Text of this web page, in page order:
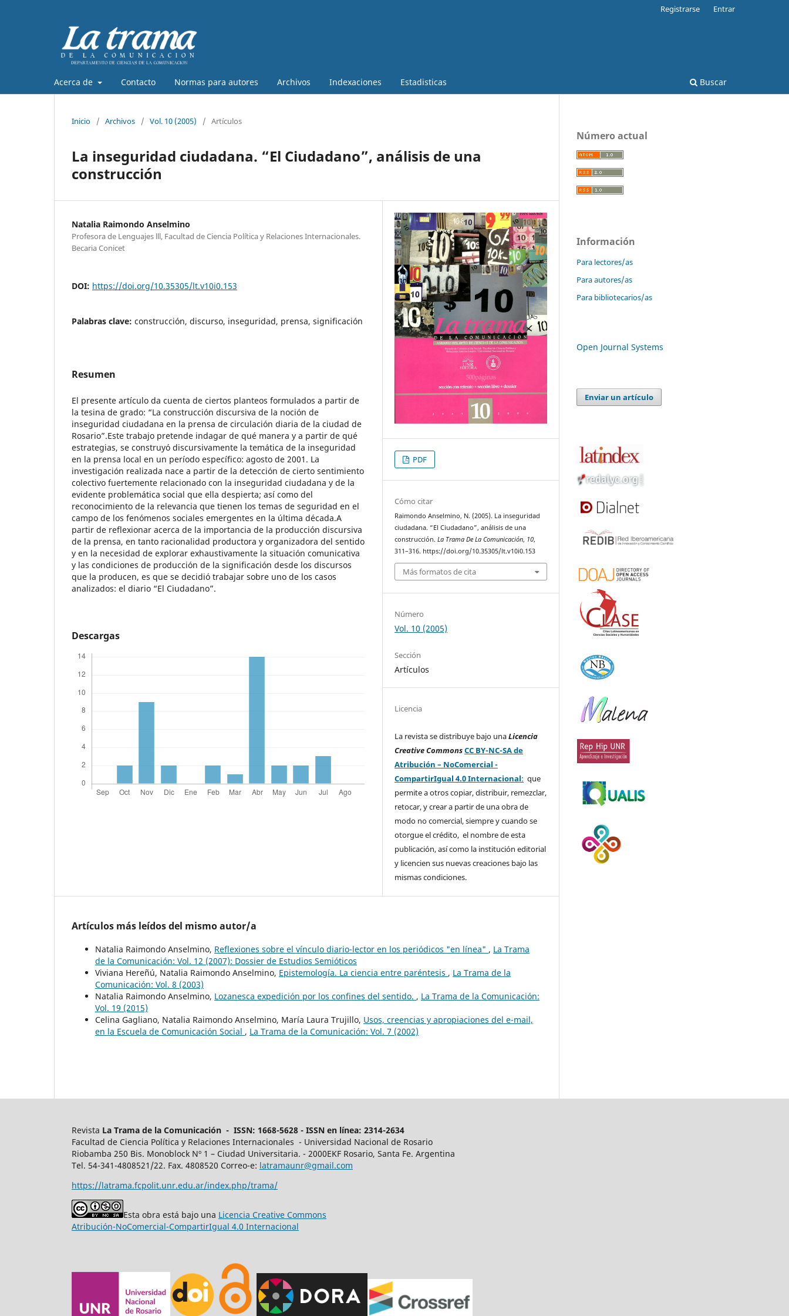
Acerca de Contacto Normas para autores Archivos Indexaciones Estadisticas Buscar
Registrarse Entrar
Inicio / Archivos / Vol. 10 (2005) / Artículos
La inseguridad ciudadana. “El Ciudadano”, análisis de una
construcción
Natalia Raimondo Anselmino
Profesora de Lenguajes lll, Facultad de Ciencia Política y Relaciones Internacionales.
Becaria Conicet
DOI: https://doi.org/10.35305/lt.v10i0.153
Palabras clave: construcción, discurso, inseguridad, prensa, significación
Resumen
El presente artículo da cuenta de ciertos planteos formulados a partir de
la tesina de grado: “La construcción discursiva de la noción de
inseguridad ciudadana en la prensa de circulación diaria de la ciudad de
Rosario”.Este trabajo pretende indagar de qué manera y a partir de qué
estrategias, se construyó discursivamente la temática de la inseguridad
en la prensa local en un período específico: agosto de 2001. La
investigación realizada nace a partir de la detección de cierto sentimiento
colectivo fuertemente relacionado con la inseguridad ciudadana y de la
evidente problemática social que ella despierta; así como del
reconocimiento de la relevancia que tienen los temas de seguridad en el
campo de los fenómenos sociales emergentes en la última década.A
partir de reflexionar acerca de la importancia de la producción discursiva
de la prensa, en tanto racionalidad productora y organizadora del sentido
y en la necesidad de explorar exhaustivamente la situación comunicativa
y las condiciones de producción de la significación desde los discursos
que la producen, es que se decidió trabajar sobre uno de los casos
analizados: el diario “El Ciudadano”.
Descargas
PDF
Cómo citar
Raimondo Anselmino, N. (2005). La inseguridad
ciudadana. “El Ciudadano”, análisis de una
construcción.La Trama De La Comunicación, 10,
311–316. https://doi.org/10.35305/lt.v10i0.153
Más formatos de cita
Número
Vol. 10 (2005)
Sección
Artículos
Licencia
La revista se distribuye bajo unaLicencia
Creative CommonsCC BY-NC-SA de
Atribución – NoComercial -
CompartirIgual 4.0 Internacional: que
permite a otros copiar, distribuir, remezclar,
retocar, y crear a partir de una obra de
modo no comercial, siempre y cuando se
otorgue el crédito, el nombre de esta
publicación, así como la institución editorial
y licencien sus nuevas creaciones bajo las
mismas condiciones.
Artículos más leídos del mismo autor/a
Natalia Raimondo Anselmino, Reflexiones sobre el vínculo diario-lector en los periódicos "en línea" , La Trama
de la Comunicación: Vol. 12 (2007): Dossier de Estudios Semióticos
Viviana Hereñú, Natalia Raimondo Anselmino, Epistemología. La ciencia entre paréntesis , La Trama de la
Comunicación: Vol. 8 (2003)
Natalia Raimondo Anselmino, Lozanesca expedición por los confines del sentido. , La Trama de la Comunicación:
Vol. 19 (2015)
Celina Gagliano, Natalia Raimondo Anselmino, María Laura Trujillo, Usos, creencias y apropiaciones del e-mail,
en la Escuela de Comunicación Social , La Trama de la Comunicación: Vol. 7 (2002)
Número actual
Información
Para lectores/as
Para autores/as
Para bibliotecarios/as
Open Journal Systems
Enviar un artículo
Revista La Trama de la Comunicación - ISSN: 1668-5628 - ISSN en línea: 2314-2634
Facultad de Ciencia Política y Relaciones Internacionales - Universidad Nacional de Rosario
Riobamba 250 Bis. Monoblock Nº 1 – Ciudad Universitaria. - 2000EKF Rosario, Santa Fe. Argentina
Tel. 54-341-4808521/22. Fax. 4808520 Correo-e: latramaunr@gmail.com
https://latrama.fcpolit.unr.edu.ar/index.php/trama/
Esta obra está bajo una Licencia Creative Commons
Atribución-NoComercial-CompartirIgual 4.0 Internacional